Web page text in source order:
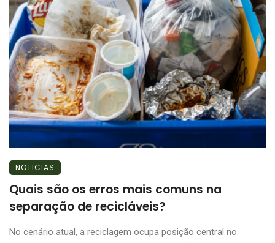
NOTICIAS
Quais são os erros mais comuns na
separação de recicláveis?
No cenário atual, a reciclagem ocupa posição central no